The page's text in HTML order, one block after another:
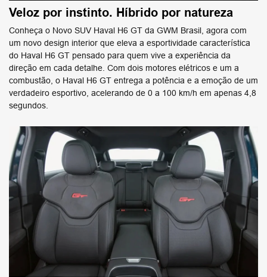
Veloz por instinto. Híbrido por natureza
Conheça o Novo SUV Haval H6 GT da GWM Brasil, agora com
um novo design interior que eleva a esportividade característica
do Haval H6 GT pensado para quem vive a experiência da
direção em cada detalhe. Com dois motores elétricos e um a
combustão, o Haval H6 GT entrega a potência e a emoção de um
verdadeiro esportivo, acelerando de 0 a 100 km/h em apenas 4,8
segundos.